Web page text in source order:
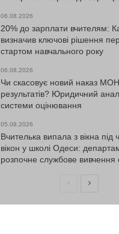
06.08.2026
20% до зарплати вчителям:
визначив ключові рішення
стартом навчального року
06.08.2026
Чи скасовує новий наказ
результатів? Юридичний
системи оцінювання
05.08.2026
Вчителька випала з вікна під
вікон у школі Одеси:
розпочне службове вивчення
ПопередняНаступна